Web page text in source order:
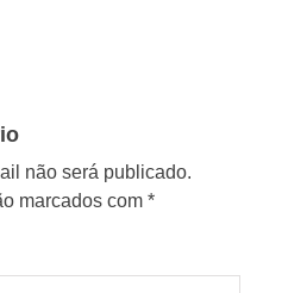
não será publicado.
marcados com *